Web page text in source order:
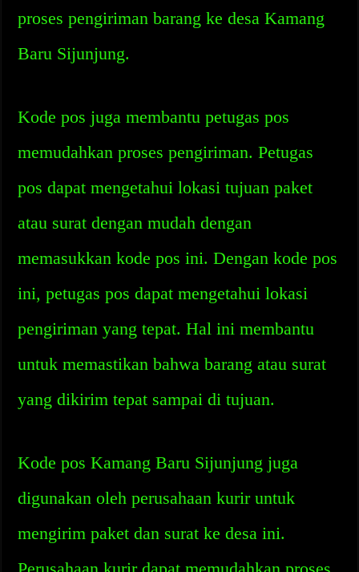
proses pengiriman barang ke desa Kamang
Baru Sijunjung.
Kode pos juga membantu petugas pos
memudahkan proses pengiriman. Petugas
pos dapat mengetahui lokasi tujuan paket
atau surat dengan mudah dengan
memasukkan kode pos ini. Dengan kode pos
ini, petugas pos dapat mengetahui lokasi
pengiriman yang tepat. Hal ini membantu
untuk memastikan bahwa barang atau surat
yang dikirim tepat sampai di tujuan.
Kode pos Kamang Baru Sijunjung juga
digunakan oleh perusahaan kurir untuk
mengirim paket dan surat ke desa ini.